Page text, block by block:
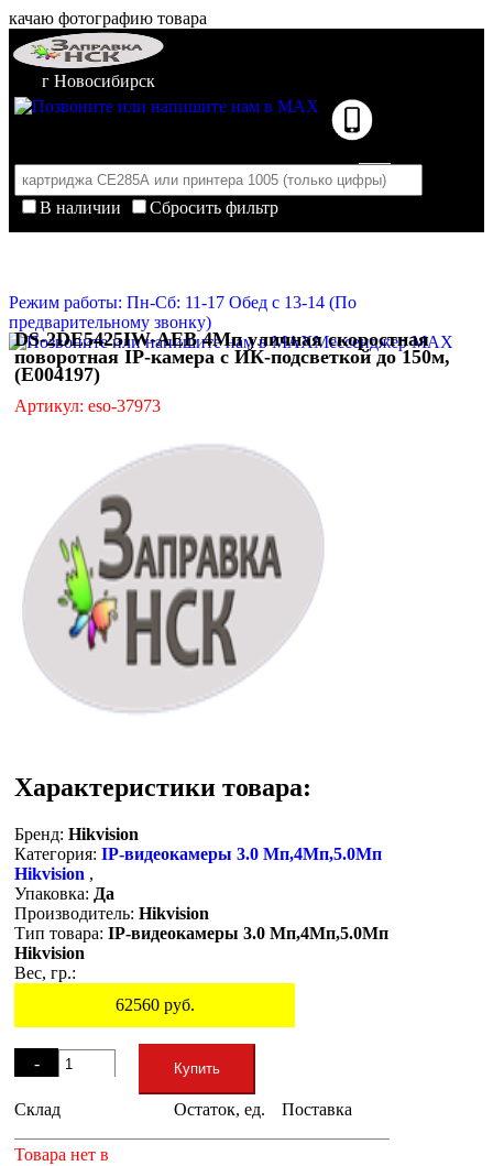
качаю фотографию товара
г Новосибирск
В наличии
Сбросить фильтр
Корзина пуста
Режим работы: Пн-Сб: 11-17 Обед с 13-14 (По
предварительному звонку)
Мессенджер MAX
DS-2DE5425IW-AEB 4Мп уличная скоростная
поворотная IP-камера с ИК-подсветкой до 150м,
(E004197)
Артикул: eso-37973
Характеристики товара:
Бренд: Hikvision
Категория: IP-видеокамеры 3.0 Мп,4Мп,5.0Мп
Hikvision ,
Упаковка: Да
Производитель: Hikvision
Тип товара: IP-видеокамеры 3.0 Мп,4Мп,5.0Мп
Hikvision
Вес, гр.:
62560руб.
-
+
Купить
Склад Остаток, ед. Поставка
Товара нет в